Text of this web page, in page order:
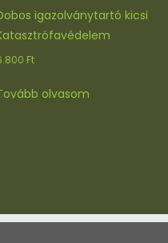
igazolványtartó kicsi
Ft
olvasom